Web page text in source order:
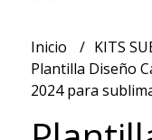
Inicio KITS
Plantilla Diseño
2024 para